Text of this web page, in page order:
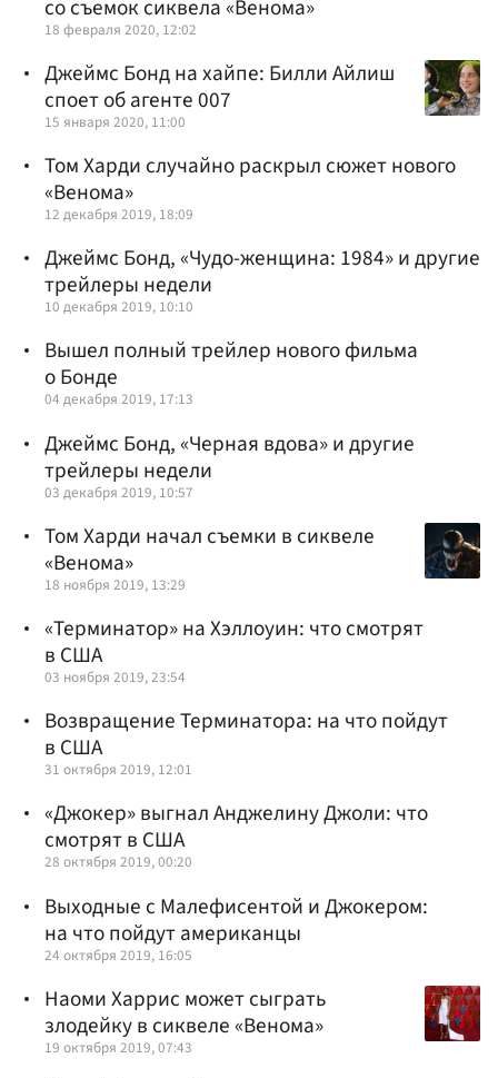
со съемок сиквела «Венома»
18 февраля 2020, 12:02
Джеймс Бонд на хайпе: Билли Айлиш
споет об агенте 007
15 января 2020, 11:00
Том Харди случайно раскрыл сюжет нового
«Венома»
12 декабря 2019, 18:09
Джеймс Бонд, «Чудо-женщина: 1984» и другие
трейлеры недели
10 декабря 2019, 10:10
Вышел полный трейлер нового фильма
о Бонде
04 декабря 2019, 17:13
Джеймс Бонд, «Черная вдова» и другие
трейлеры недели
03 декабря 2019, 10:57
Том Харди начал съемки в сиквеле
«Венома»
18 ноября 2019, 13:29
«Терминатор» на Хэллоуин: что смотрят
в США
03 ноября 2019, 23:54
Возвращение Терминатора: на что пойдут
в США
31 октября 2019, 12:01
«Джокер» выгнал Анджелину Джоли: что
смотрят в США
28 октября 2019, 00:20
Выходные с Малефисентой и Джокером:
на что пойдут американцы
24 октября 2019, 16:05
Наоми Харрис может сыграть
злодейку в сиквеле «Венома»
19 октября 2019, 07:43